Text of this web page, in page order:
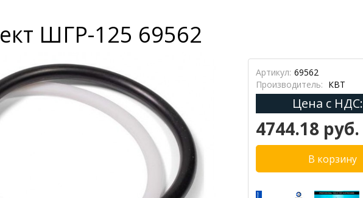
ШГР-125 69562
Артикул: 69562
Производитель: КВТ
Цена с НДС:
4744.18 руб.